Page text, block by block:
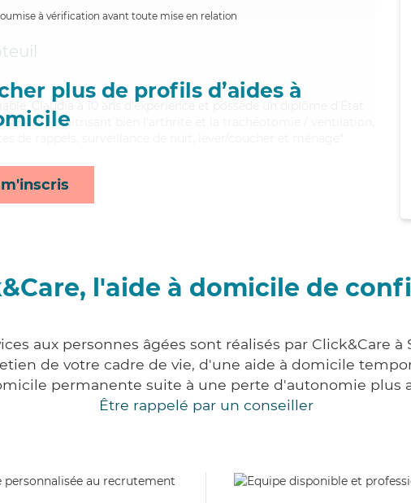
à vérification avant toute mise en relation
plus de profils d’aides à
Claudia a 10 ans d'expérience et possède un diplôme d'État
(DEAVS). Maitrisant bien l'arthrite et la trachéotomie / ventilation,
l'aide à domicile de
aux personnes âgées sont réalisés par Click&Care à
de votre cadre de vie, d'une aide à domicile
permanente suite à une perte d'autonomie plus
Être rappelé par un conseiller